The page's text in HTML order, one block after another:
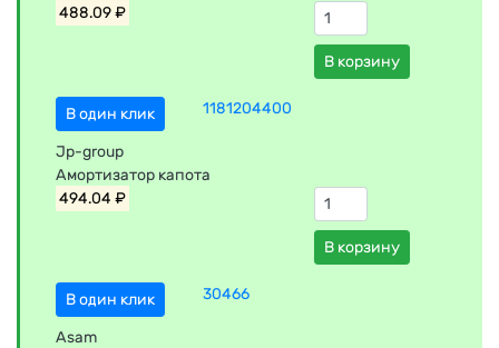
488.09 ₽
В корзину
В один клик 1181204400
Jp-group
Амортизатор капота
494.04 ₽
В корзину
В один клик 30466
Asam